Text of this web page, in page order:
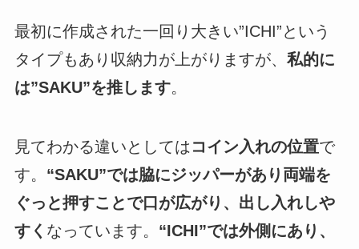
最初に作成された一回り大きい”ICHI”という
タイプもあり収納力が上がりますが、 私的に
は”SAKU”を推します。
見てわかる違いとしては コイン入れの位置で
す。 “SAKU”では脇にジッパーがあり両端を
ぐっと押すことで口が広がり、出し入れしや
すく なっています。 “ICHI”では外側にあり、